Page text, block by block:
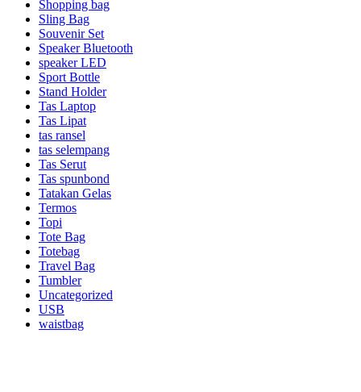
Shopping bag
Sling Bag
Souvenir Set
Speaker Bluetooth
speaker LED
Sport Bottle
Stand Holder
Tas Laptop
Tas Lipat
tas ransel
tas selempang
Tas Serut
Tas spunbond
Tatakan Gelas
Termos
Topi
Tote Bag
Totebag
Travel Bag
Tumbler
Uncategorized
USB
waistbag